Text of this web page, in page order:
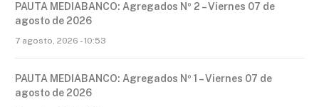
PAUTA MEDIABANCO: Agregados Nº 2 – Viernes 07 de
agosto de 2026
7 agosto, 2026 - 10:53
PAUTA MEDIABANCO: Agregados Nº 1 – Viernes 07 de
agosto de 2026